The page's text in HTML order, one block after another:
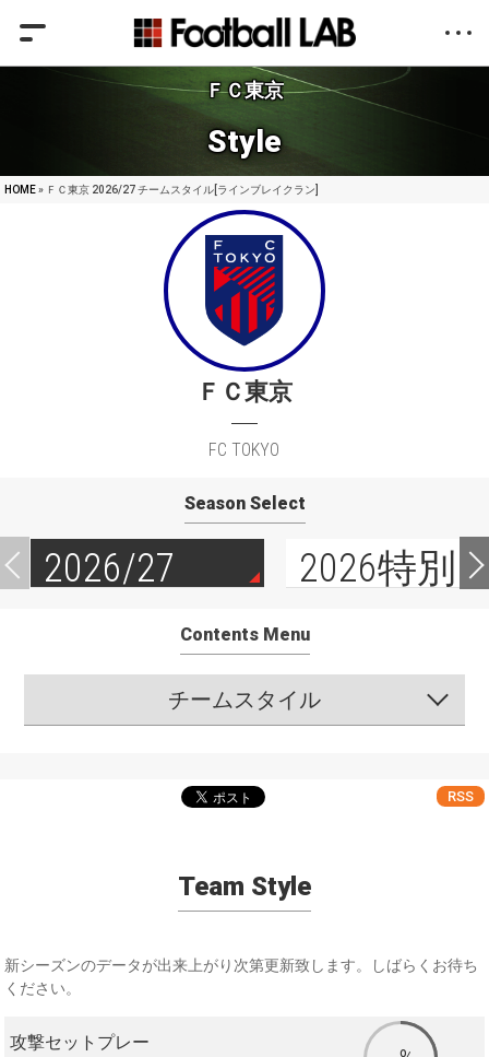
ＦＣ東京
Style
HOME» ＦＣ東京 2026/27 チームスタイル[ラインブレイクラン]
ＦＣ東京
FC TOKYO
Season Select
2026/27 2026特別
Contents Menu
チームスタイル
RSS
Team Style
新シーズンのデータが出来上がり次第更新致します。しばらくお待ち
ください。
攻撃セットプレー